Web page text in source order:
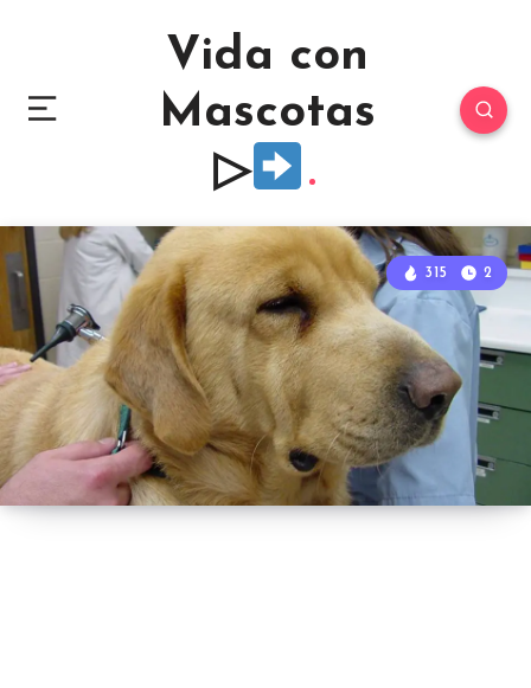
Vida con
Mascotas
▷
315 2